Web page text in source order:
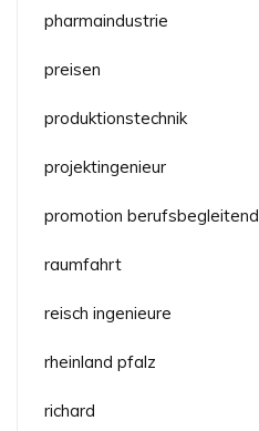
pharmaindustrie
preisen
produktionstechnik
projektingenieur
promotion berufsbegleitend
raumfahrt
reisch ingenieure
rheinland pfalz
richard